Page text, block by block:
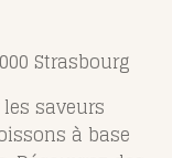
Strasbourg
saveurs
à base